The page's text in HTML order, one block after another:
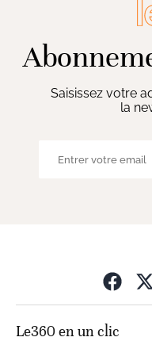
Saisissez votre
la
Le360 en un clic